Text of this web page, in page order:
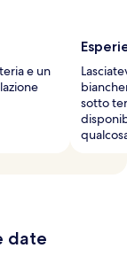
e un
sotto
date